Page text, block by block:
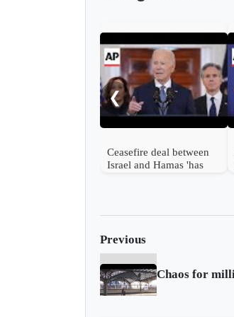
❮
Ceasefire deal between
Israel and Hamas 'has
Previous